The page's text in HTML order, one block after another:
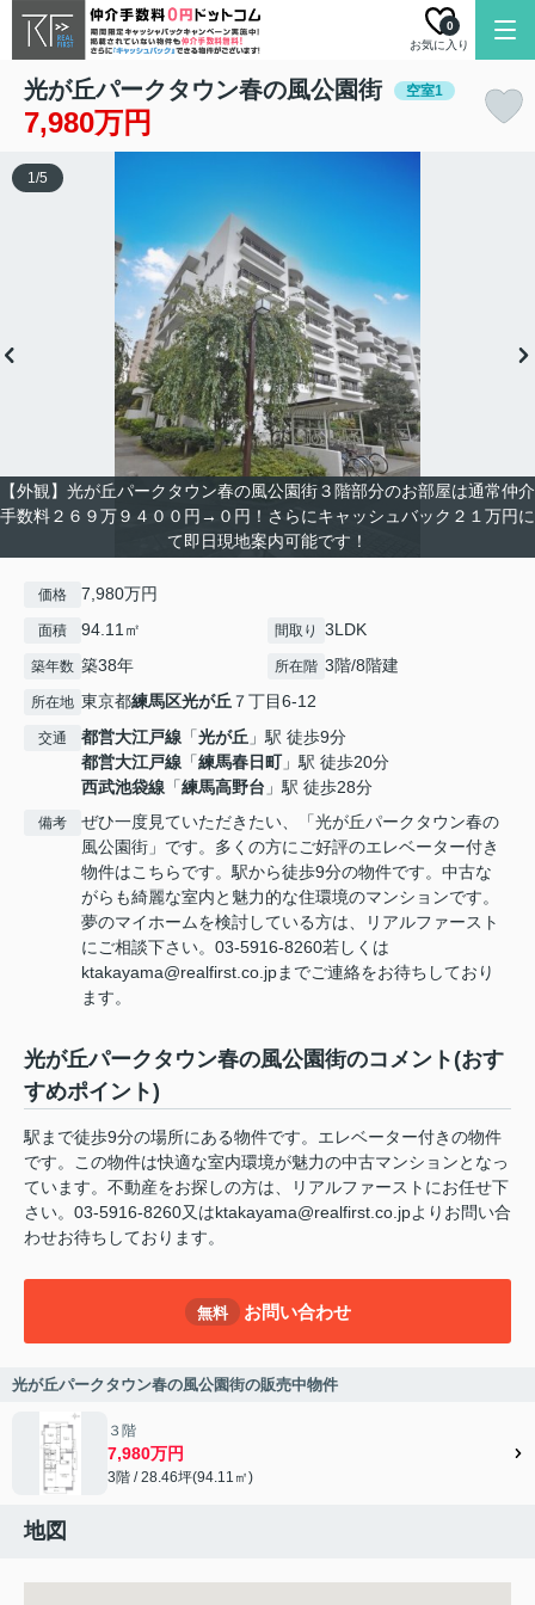
お気に入り
0
光が丘パークタウン春の風公園街 空室1
7,980万円
【外観】光が丘パークタウン春の風公園街３階部分のお部屋は通常仲介
手数料２６９万９４００円→０円！さらにキャッシュバック２１万円に
て即日現地案内可能です！
1/5
価格 7,980万円
面積 94.11㎡ 間取り 3LDK
築年数 築38年 所在階 3階/8階建
所在地 東京都練馬区光が丘 ７丁目6-12
交通 都営大江戸線 「光が丘 」駅 徒歩9分
都営大江戸線 「練馬春日町」駅 徒歩20分
西武池袋線 「練馬高野台 」駅 徒歩28分
備考
ぜひ一度見ていただきたい、「光が丘パークタウン春の
風公園街」です。多くの方にご好評のエレベーター付き
物件はこちらです。駅から徒歩9分の物件です。中古な
がらも綺麗な室内と魅力的な住環境のマンションです。
夢のマイホームを検討している方は、リアルファースト
にご相談下さい。03-5916-8260若しくは
ktakayama@realfirst.co.jpまでご連絡をお待ちしており
ます。
光が丘パークタウン春の風公園街のコメント(おす
すめポイント)
駅まで徒歩9分の場所にある物件です。エレベーター付きの物件
です。この物件は快適な室内環境が魅力の中古マンションとなっ
ています。不動産をお探しの方は、リアルファーストにお任せ下
さい。03-5916-8260又はktakayama@realfirst.co.jpよりお問い合
わせお待ちしております。
無料 お問い合わせ
光が丘パークタウン春の風公園街の販売中物件
３階
7,980万円
3階 / 28.46坪(94.11㎡)
地図